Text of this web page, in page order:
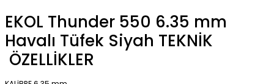
EKOL Thunder 550 6.35 mm
Havalı Tüfek Siyah TEKNİK
ÖZELLİKLER